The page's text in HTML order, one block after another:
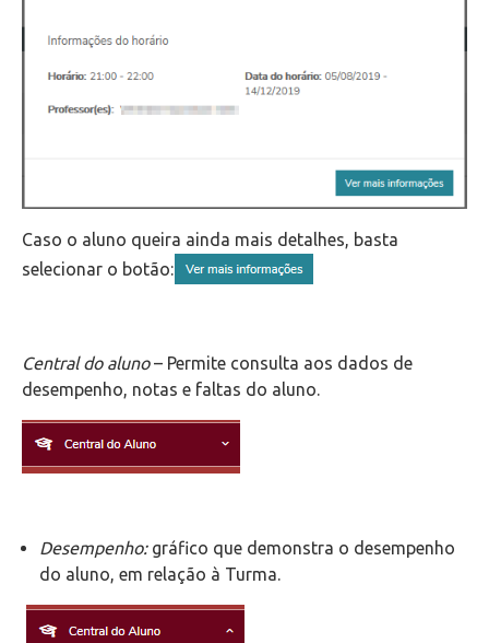
Caso o aluno queira ainda mais detalhes, basta
selecionar o botão:
Central do aluno– Permite consulta aos dados de
desempenho, notas e faltas do aluno.
Desempenho:gráfico que demonstra o desempenho
do aluno, em relação à Turma.